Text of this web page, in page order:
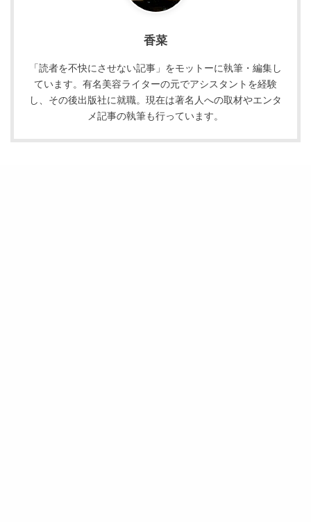
香菜
「読者を不快にさせない記事」をモットーに執筆・編集し
ています。有名美容ライターの元でアシスタントを経験
し、その後出版社に就職。現在は著名人への取材やエンタ
メ記事の執筆も行っています。